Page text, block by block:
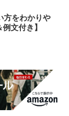
方をわかりや
文付き】